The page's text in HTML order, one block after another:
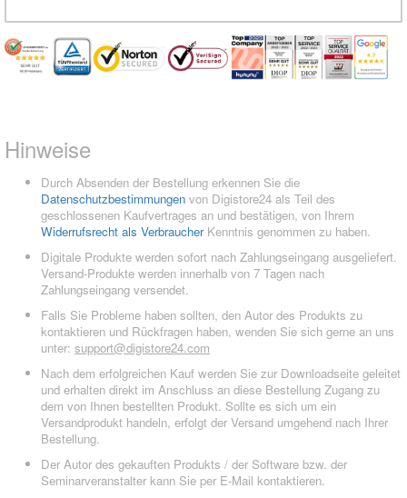
Hinweise
Durch Absenden der Bestellung erkennen Sie die
Datenschutzbestimmungen von Digistore24 als Teil des
geschlossenen Kaufvertrages an und bestätigen, von Ihrem
Widerrufsrecht als VerbraucherKenntnis genommen zu haben.
Digitale Produkte werden sofort nach Zahlungseingang ausgeliefert.
Versand-Produkte werden innerhalb von 7 Tagen nach
Zahlungseingang versendet.
Falls Sie Probleme haben sollten, den Autor des Produkts zu
kontaktieren und Rückfragen haben, wenden Sie sich gerne an uns
unter: support@digistore24.com
Nach dem erfolgreichen Kauf werden Sie zur Downloadseite geleitet
und erhalten direkt im Anschluss an diese Bestellung Zugang zu
dem von Ihnen bestellten Produkt. Sollte es sich um ein
Versandprodukt handeln, erfolgt der Versand umgehend nach Ihrer
Bestellung.
Der Autor des gekauften Produkts / der Software bzw. der
Seminarveranstalter kann Sie per E-Mail kontaktieren.